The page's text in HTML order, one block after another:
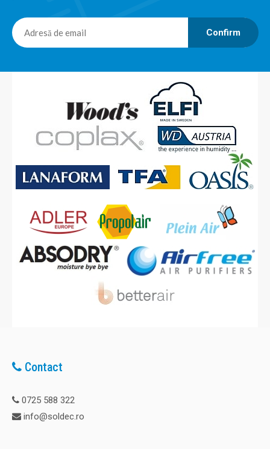
Confirm
Contact
0725 588 322
info@soldec.ro